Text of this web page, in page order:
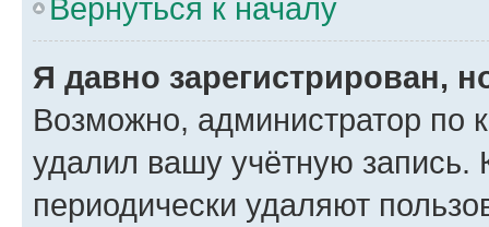
Вернуться к началу
Я давно зарегистрирован,
Возможно, администратор по
удалил вашу учётную запись.
периодически удаляют